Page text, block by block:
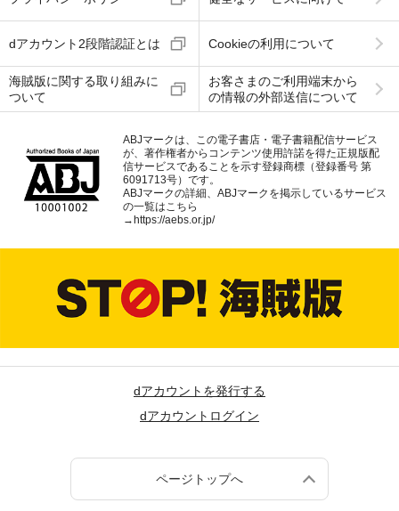
dアカウント2段階認証とは Cookieの利用について
海賊版に関する取り組みに
ついて
お客さまのご利用端末から
の情報の外部送信について
ABJマークは、この電子書店・電子書籍配信サービス
が、著作権者からコンテンツ使用許諾を得た正規版配
信サービスであることを示す登録商標（登録番号 第
6091713号）です。
ABJマークの詳細、ABJマークを掲示しているサービス
の一覧はこちら
→ https://aebs.or.jp/
dアカウントを発行する
dアカウントログイン
ページトップへ